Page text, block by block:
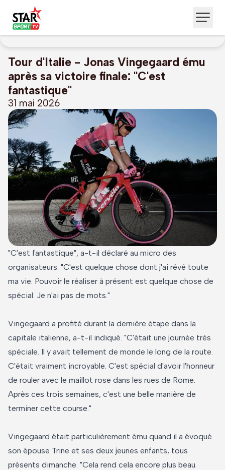
Tour d'Italie - Jonas Vingegaard ému
après sa victoire finale: "C'est
fantastique"
31 mai 2026
"C'est fantastique", a-t-il déclaré au micro des
organisateurs. "C'est quelque chose dont j'ai rêvé toute
ma vie. Pouvoir le réaliser à présent est quelque chose de
spécial. Je n'ai pas de mots."
Vingegaard a profité durant la dernière étape dans la
capitale italienne, a-t-il indiqué. "C'était une journée très
spéciale. Il y avait tellement de monde le long de la route.
C'était vraiment incroyable. C'est spécial d'avoir l'honneur
de rouler avec le maillot rose dans les rues de Rome.
Après ces trois semaines, c'est une belle manière de
terminer cette course."
Vingegaard était particulièrement ému quand il a évoqué
son épouse Trine et ses deux jeunes enfants, tous
présents dimanche. "Cela rend cela encore plus beau.